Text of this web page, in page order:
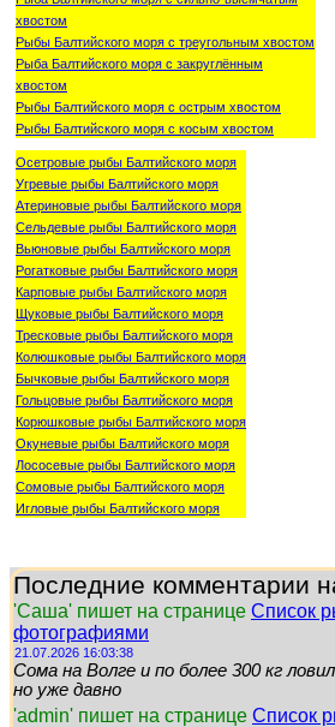
хвостом
Рыбы Балтийского моря с треугольным хвостом
Рыба Балтийского моря с закруглённым
хвостом
Рыбы Балтийского моря с острым хвостом
Рыбы Балтийского моря с косым хвостом
Осетровые рыбы Балтийского моря
Угревые рыбы Балтийского моря
Атериновые рыбы Балтийского моря
Сельдевые рыбы Балтийского моря
Вьюновые рыбы Балтийского моря
Рогатковые рыбы Балтийского моря
Карповые рыбы Балтийского моря
Щуковые рыбы Балтийского моря
Тресковые рыбы Балтийского моря
Колюшковые рыбы Балтийского моря
Бычковые рыбы Балтийского моря
Гольцовые рыбы Балтийского моря
Корюшковые рыбы Балтийского моря
Окуневые рыбы Балтийского моря
Лососевые рыбы Балтийского моря
Сомовые рыбы Балтийского моря
Игловые рыбы Балтийского моря
Последние комментарии
'Саша' пишет на странице Список
фотографиями
21.07.2026 16:03:38
Сома на Волге и по более 300 кг
но уже давно
'admin' пишет на странице Список